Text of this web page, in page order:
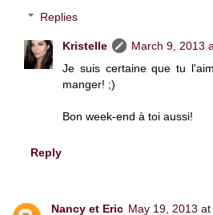
Replies
Kristelle
March 9, 2013
Je suis certaine que tu
manger! ;)
Bon week-end à toi aussi!
Reply
Nancy et Eric May 19, 2013 at